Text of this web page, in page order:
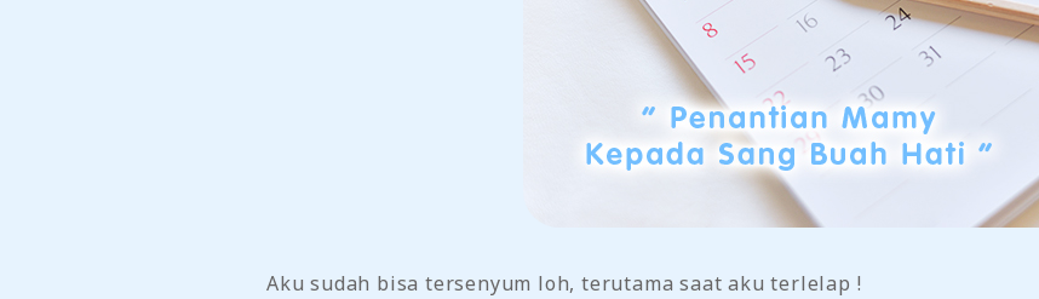
Aku sudah bisa tersenyum loh, terutama saat aku terlelap !